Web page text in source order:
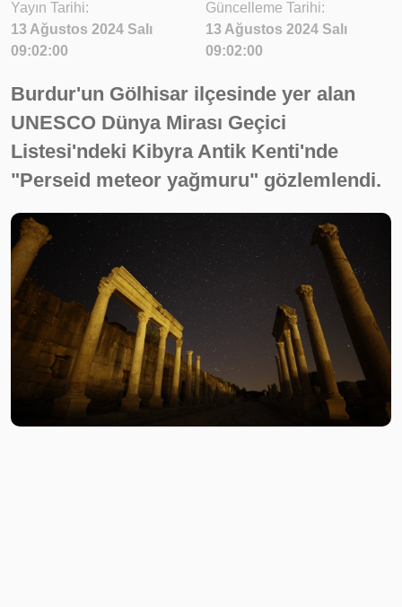
Yayın Tarihi:
13 Ağustos 2024 Salı
09:02:00
Güncelleme Tarihi:
13 Ağustos 2024 Salı
09:02:00
Burdur'un Gölhisar ilçesinde yer alan
UNESCO Dünya Mirası Geçici
Listesi'ndeki Kibyra Antik Kenti'nde
"Perseid meteor yağmuru" gözlemlendi.